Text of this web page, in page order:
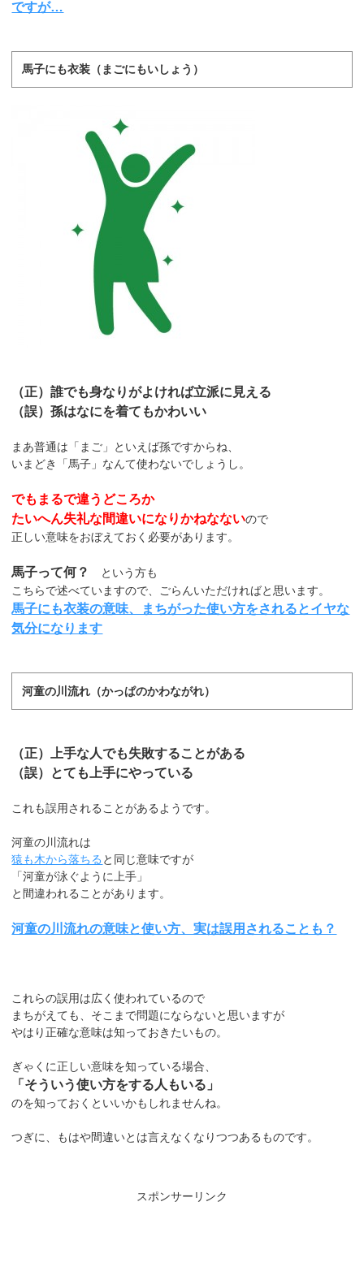
ですが…
馬子にも衣装（まごにもいしょう）
（正）誰でも身なりがよければ立派に見える
（誤）孫はなにを着てもかわいい
まあ普通は「まご」といえば孫ですからね、
いまどき「馬子」なんて使わないでしょうし。
でもまるで違うどころか
たいへん失礼な間違いになりかねなないので
正しい意味をおぼえておく必要があります。
馬子って何？
という方も
こちらで述べていますので、ごらんいただければと思います。
馬子にも衣装の意味、まちがった使い方をされるとイヤな
気分になります
河童の川流れ（かっぱのかわながれ）
（正）上手な人でも失敗することがある
（誤）とても上手にやっている
これも誤用されることがあるようです。
河童の川流れは
猿も木から落ちる と同じ意味ですが
「河童が泳ぐように上手」
と間違われることがあります。
河童の川流れの意味と使い方、実は誤用されることも？
これらの誤用は広く使われているので
まちがえても、そこまで問題にならないと思いますが
やはり正確な意味は知っておきたいもの。
ぎゃくに正しい意味を知っている場合、
「そういう使い方をする人もいる」
のを知っておくといいかもしれませんね。
つぎに、もはや間違いとは言えなくなりつつあるものです。
スポンサーリンク